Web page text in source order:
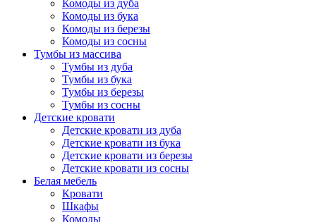
Комоды из дуба
Комоды из бука
Комоды из березы
Комоды из сосны
Тумбы из массива
Тумбы из дуба
Тумбы из бука
Тумбы из березы
Тумбы из сосны
Детские кровати
Детские кровати из дуба
Детские кровати из бука
Детские кровати из березы
Детские кровати из сосны
Белая мебель
Кровати
Шкафы
Комоды